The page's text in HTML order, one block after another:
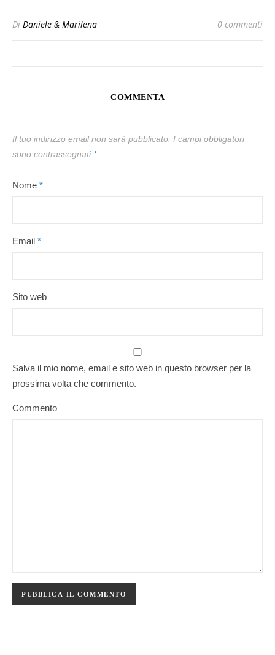
Di Daniele & Marilena 0 commenti
COMMENTA
Il tuo indirizzo email non sarà pubblicato. I campi obbligatori
sono contrassegnati *
Nome *
Email *
Sito web
Salva il mio nome, email e sito web in questo browser per la
prossima volta che commento.
Commento